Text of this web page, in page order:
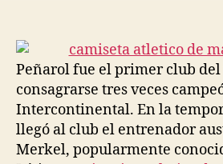
Peñarol fue el primer club
consagrarse tres veces
Intercontinental. En la
llegó al club el entrenador
Merkel, popularmente